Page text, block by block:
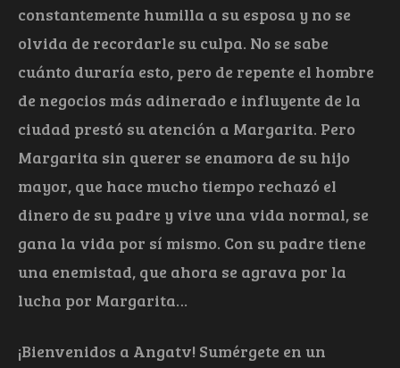
constantemente humilla a su esposa y no se
olvida de recordarle su culpa. No se sabe
cuánto duraría esto, pero de repente el hombre
de negocios más adinerado e influyente de la
ciudad prestó su atención a Margarita. Pero
Margarita sin querer se enamora de su hijo
mayor, que hace mucho tiempo rechazó el
dinero de su padre y vive una vida normal, se
gana la vida por sí mismo. Con su padre tiene
una enemistad, que ahora se agrava por la
lucha por Margarita…
¡Bienvenidos a Angatv! Sumérgete en un